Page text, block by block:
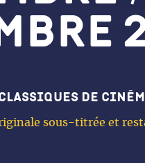
de
sous-titrée et